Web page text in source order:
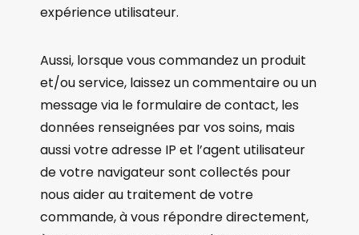
expérience utilisateur.
Aussi, lorsque vous commandez un produit
et/ou service, laissez un commentaire ou un
message via le formulaire de contact, les
données renseignées par vos soins, mais
aussi votre adresse IP et l’agent utilisateur
de votre navigateur sont collectés pour
nous aider au traitement de votre
commande, à vous répondre directement,